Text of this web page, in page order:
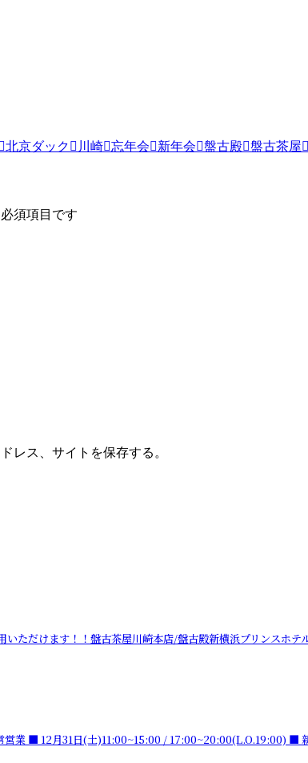
北京ダック 川崎 忘年会 新年会 盤古殿 盤古茶屋
須項目です
レス、サイトを保存する。
ただけます！！盤古茶屋川崎本店/盤古殿新横浜プリンスホテ
■ 12月31日(土)11:00~15:00 / 17:00~20:00(L.O.19:00) ■